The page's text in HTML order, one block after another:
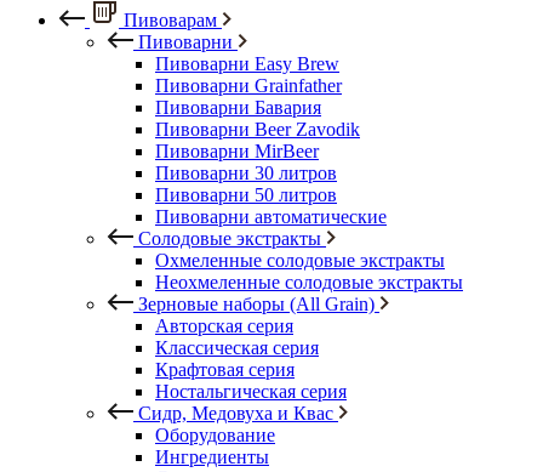
Пивоварам
Пивоварни
Пивоварни Easy Brew
Пивоварни Grainfather
Пивоварни Бавария
Пивоварни Beer Zavodik
Пивоварни MirBeer
Пивоварни 30 литров
Пивоварни 50 литров
Пивоварни автоматические
Солодовые экстракты
Охмеленные солодовые экстракты
Неохмеленные солодовые экстракты
Зерновые наборы (All Grain)
Авторская серия
Классическая серия
Крафтовая серия
Ностальгическая серия
Сидр, Медовуха и Квас
Оборудование
Ингредиенты